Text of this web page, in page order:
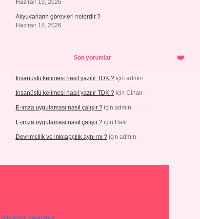
Haziran 19, 2026
Akyuvarların görevleri nelerdir ?
Haziran 18, 2026
Son yorumlar
Insanüstü kelimesi nasıl yazılır TDK ?için admin
Insanüstü kelimesi nasıl yazılır TDK ?için Cihan
E-imza uygulaması nasıl çalışır ?için admin
E-imza uygulaması nasıl çalışır ?için Halil
Devrimcilik ve inkılapçılık aynı mı ?için admin